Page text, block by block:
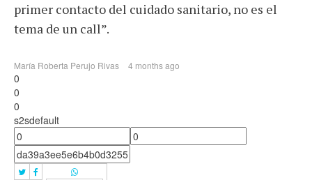
primer contacto del cuidado sanitario, no es el
tema de un call”.
María Roberta Perujo Rivas 4 months ago
0
0
0
s2sdefault